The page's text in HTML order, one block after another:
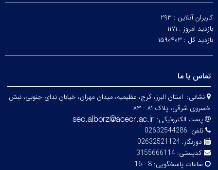
کاربران آنلاین : ۲۹۳
بازدید امروز : ۱۱۷۱
بازدید کل : ۱۵۹۰۴۰۳
تماس با ما
نشانی: استان البرز، کرج، عظیمیه، میدان مهران، خیابان ندای جنوبی، نبش
خسروی شرقی، پلاک ۸۱ - ۸۳
پست الکترونیکی:
تلفن: 02632544286
دورنگار: 02632521124
کدپستی: 3155666114
ساعات پاسخگویی: 8 - 16